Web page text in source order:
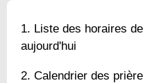
Liste des horaires
aujourd'hui
Calendrier des